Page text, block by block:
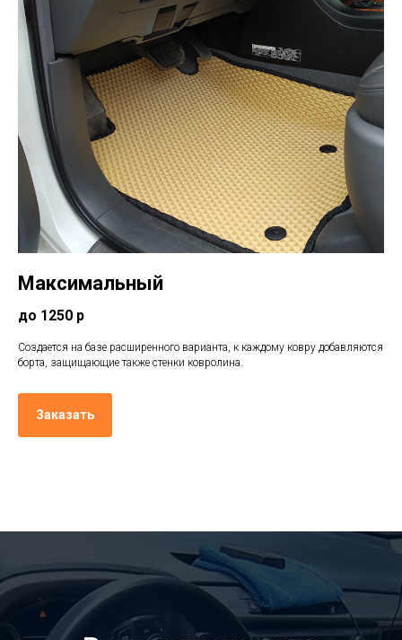
Максимальный
до 1250 р
Создается на базе расширенного варианта, к каждому ковру добавляются
борта, защищающие также стенки ковролина.
Заказать